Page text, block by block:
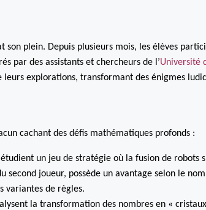
son plein. Depuis plusieurs mois, les élèves
par des assistants et chercheurs de l’Université
explorations, transformant des énigmes
cachant des défis mathématiques profonds :
un jeu de stratégie où la fusion de robots
joueur, possède un avantage selon le
variantes de règles.
la transformation des nombres en «